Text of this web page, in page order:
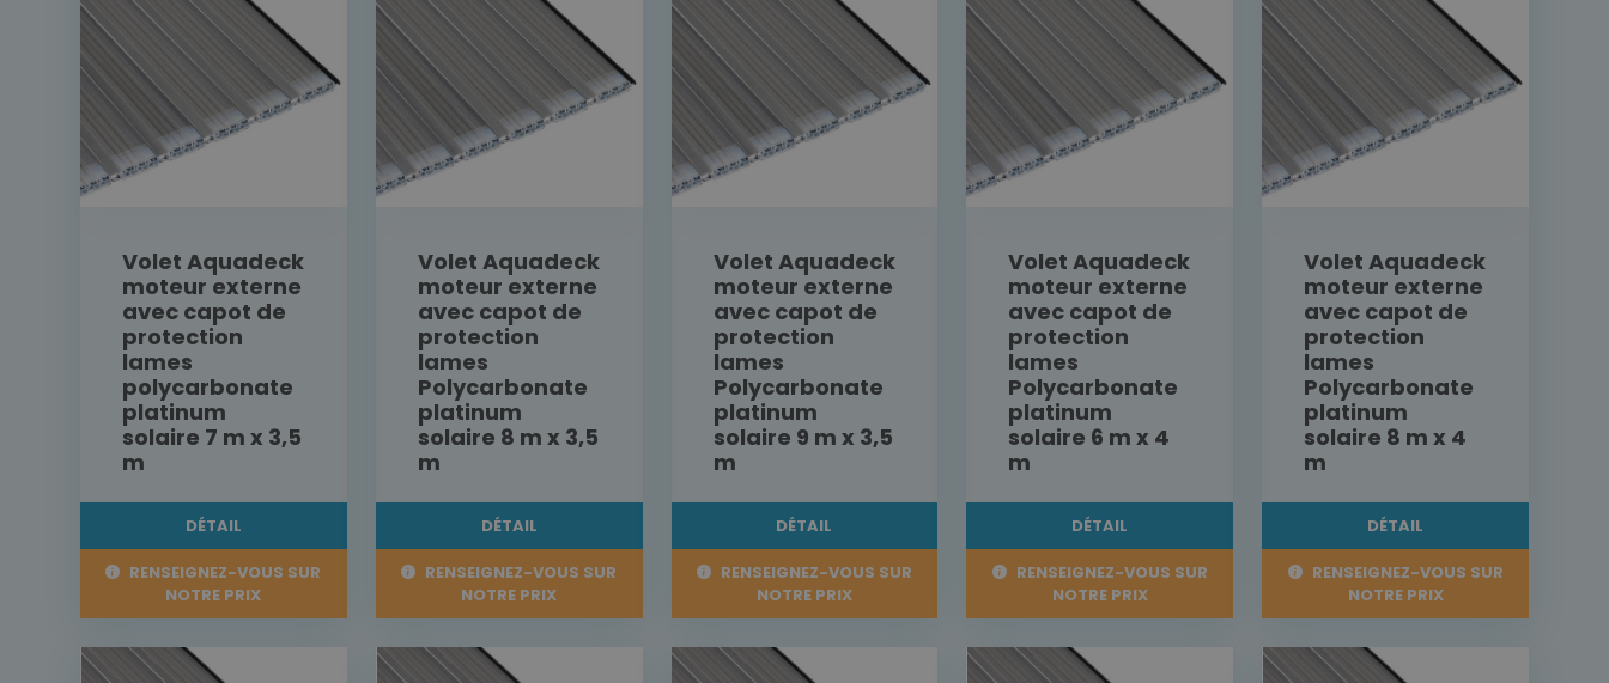
Volet Aquadeck
moteur externe
avec capot de
protection
lames
polycarbonate
platinum
solaire 7 m x 3,5
m
DÉTAIL
RENSEIGNEZ-VOUS SUR
NOTRE PRIX
Volet Aquadeck
moteur externe
avec capot de
protection
lames
Polycarbonate
platinum
solaire 8 m x 3,5
m
DÉTAIL
RENSEIGNEZ-VOUS SUR
NOTRE PRIX
Volet Aquadeck
moteur externe
avec capot de
protection
lames
Polycarbonate
platinum
solaire 9 m x 3,5
m
DÉTAIL
RENSEIGNEZ-VOUS SUR
NOTRE PRIX
Volet Aquadeck
moteur externe
avec capot de
protection
lames
Polycarbonate
platinum
solaire 6 m x 4
m
DÉTAIL
RENSEIGNEZ-VOUS SUR
NOTRE PRIX
Volet Aquadeck
moteur externe
avec capot de
protection
lames
Polycarbonate
platinum
solaire 8 m x 4
m
DÉTAIL
RENSEIGNEZ-VOUS SUR
NOTRE PRIX